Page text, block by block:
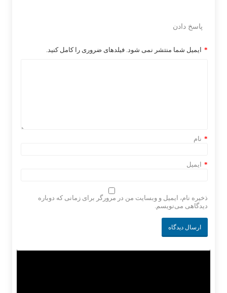
پاسخ دادن
ایمیل شما منتشر نمی شود. فیلدهای ضروری را کامل کنید. *
نام *
ایمیل *
ذخیره نام، ایمیل و وبسایت من در مرورگر برای زمانی که دوباره
دیدگاهی می‌نویسم.